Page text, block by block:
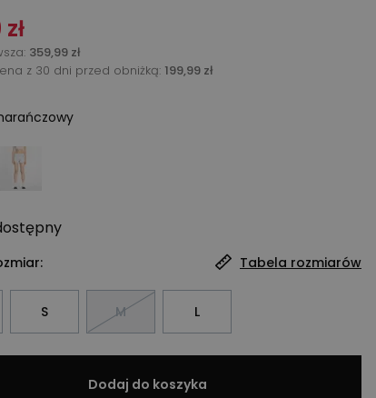
: 359,99 zł
z 30 dni przed obniżką: 199,99 zł
Tabela rozmiarów
S M L
Dodaj do koszyka